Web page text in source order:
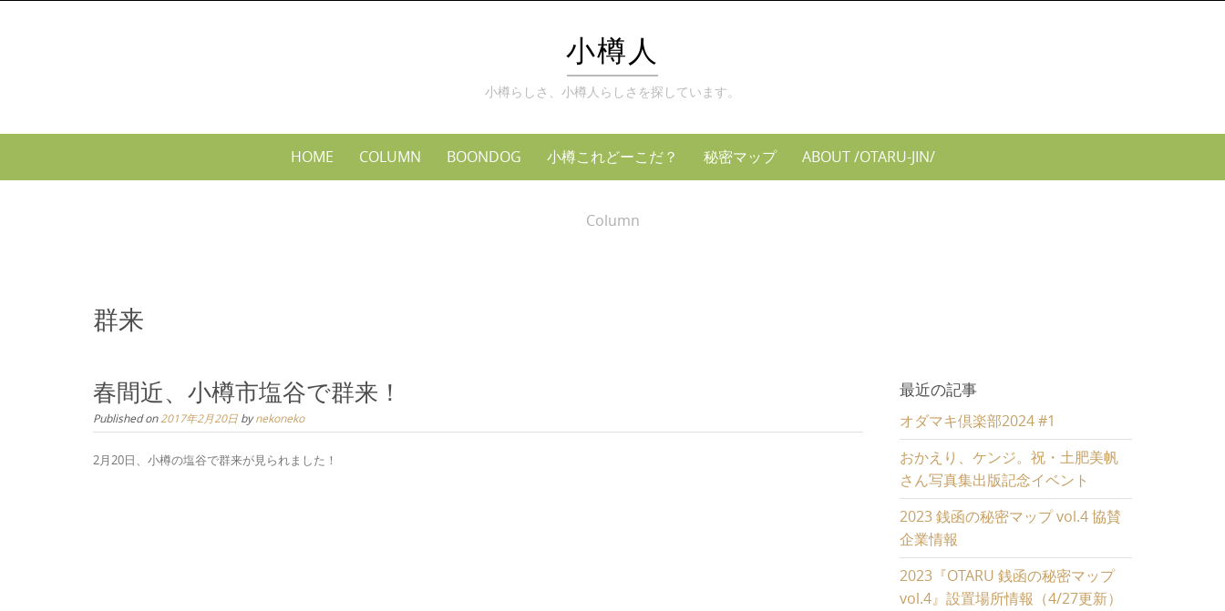
小樽人
小樽らしさ、小樽人らしさを探しています。
HOME COLUMN BOONDOG 小樽これどーこだ？ 秘密マップ ABOUT /OTARU-JIN/
Column
群来
春間近、小樽市塩谷で群来！
Published on2017年2月20日 bynekoneko
2月20日、小樽の塩谷で群来が見られました！
最近の記事
オダマキ倶楽部2024 #1
おかえり、ケンジ。祝・土肥美帆
さん写真集出版記念イベント
2023 銭函の秘密マップ vol.4 協賛
企業情報
2023『OTARU 銭函の秘密マップ
vol.4』設置場所情報（4/27更新）